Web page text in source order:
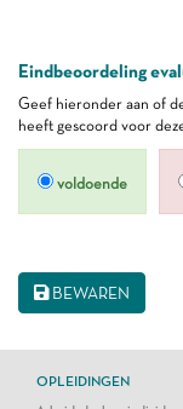
Eindbeoordeling
Geef hieronder aan of
heeft gescoord voor
voldoende
BEWAREN
OPLEIDINGEN